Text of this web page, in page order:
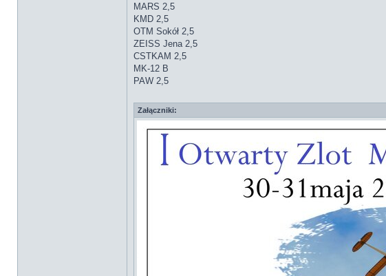
MARS 2,5
KMD 2,5
OTM Sokół 2,5
ZEISS Jena 2,5
CSTKAM 2,5
MK-12 B
PAW 2,5
Załączniki: